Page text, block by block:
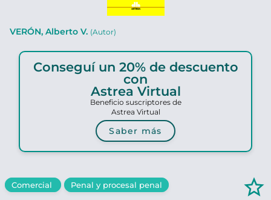
VERÓN, Alberto V. (Autor)
Conseguí un 20% de descuento
con
Astrea Virtual
Beneficio suscriptores de
Astrea Virtual
Saber más
Comercial Penal y procesal penal star_border